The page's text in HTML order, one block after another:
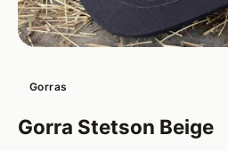
Gorras
Gorra Stetson Beige